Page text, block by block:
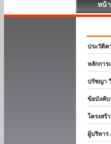
หน้
ประวัติค
หลักการแ
ปรัชญา วิ
ข้อบังคับฯ
โครงสร้า
ผู้บริหาร /